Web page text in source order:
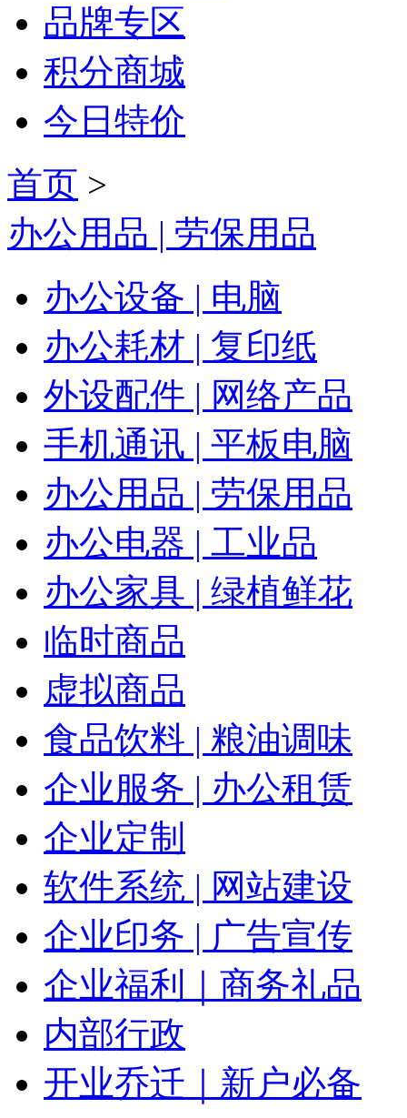
品牌专区
积分商城
今日特价
首页 >
办公用品 | 劳保用品
办公设备 | 电脑
办公耗材 | 复印纸
外设配件 | 网络产品
手机通讯 | 平板电脑
办公用品 | 劳保用品
办公电器 | 工业品
办公家具 | 绿植鲜花
临时商品
虚拟商品
食品饮料 | 粮油调味
企业服务 | 办公租赁
企业定制
软件系统 | 网站建设
企业印务 | 广告宣传
企业福利｜商务礼品
内部行政
开业乔迁｜新户必备